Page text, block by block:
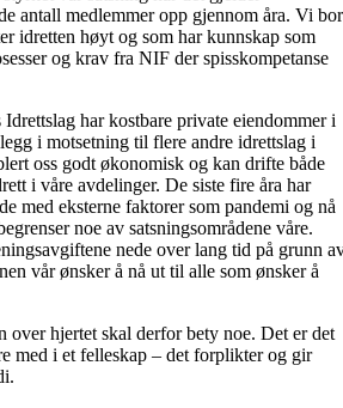
antall medlemmer opp gjennom åra. Vi
idretten høyt og som har kunnskap som
og krav fra NIF der spisskompetanse
har kostbare private eiendommer i
i motsetning til flere andre idrettslag i
oss godt økonomisk og kan drifte både
i våre avdelinger. De siste fire åra har
med eksterne faktorer som pandemi og nå
noe av satsningsområdene våre.
nede over lang tid på grunn
vår ønsker å nå ut til alle som ønsker å
hjertet skal derfor bety noe. Det er det
med i et felleskap – det forplikter og gir